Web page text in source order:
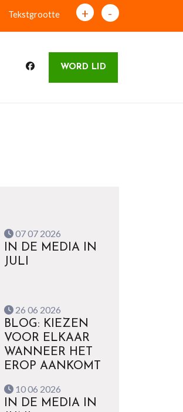
Tekstgrootte + -
WORD LID
07 07 2026
IN DE MEDIA IN
JULI
26 06 2026
BLOG: KIEZEN
VOOR ELKAAR
WANNEER HET
EROP AANKOMT
10 06 2026
IN DE MEDIA IN